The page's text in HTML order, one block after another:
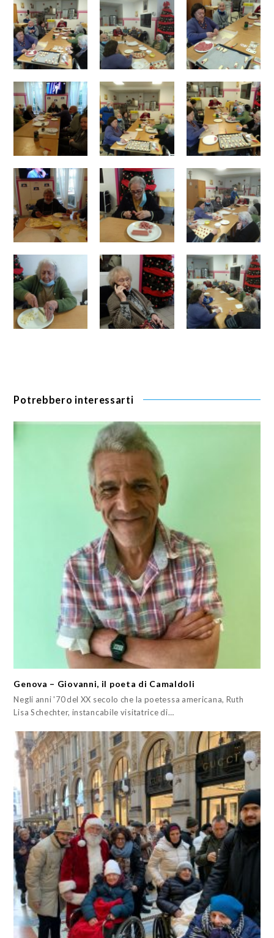
Potrebbero interessarti
Genova – Giovanni, il poeta di Camaldoli
Negli anni '70 del XX secolo che la poetessa americana, Ruth
Lisa Schechter, instancabile visitatrice di…